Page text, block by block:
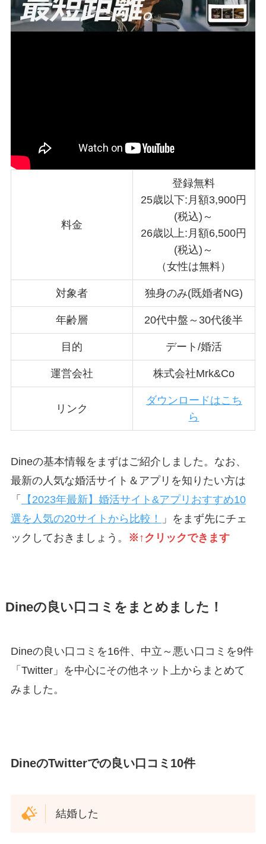
料金
登録無料
25歳以下:月額3,900円
(税込)～
26歳以上:月額6,500円
(税込)～
（女性は無料）
対象者 独身のみ(既婚者NG)
年齢層 20代中盤～30代後半
目的 デート/婚活
運営会社 株式会社Mrk&Co
リンク
ダウンロードはこち
ら
Dineの基本情報をまずはご紹介しました。なお、
最新の人気な婚活サイト＆アプリを知りたい方は
「
【2023年最新】婚活サイト&アプリおすすめ10
選を人気の20サイトから比較！
」をまず先にチェ
ックしておきましょう。
※↑クリックできます
Dineの良い口コミをまとめました！
Dineの良い口コミを16件、中立～悪い口コミを9件
「Twitter」を中心にその他ネット上からまとめて
みました。
DineのTwitterでの良い口コミ10件
結婚した